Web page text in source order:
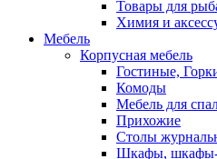
Товары для
Химия и
Мебель
Корпусная мебель
Гостиные,
Комоды
Мебель для
Прихожие
Столы
Шкафы,